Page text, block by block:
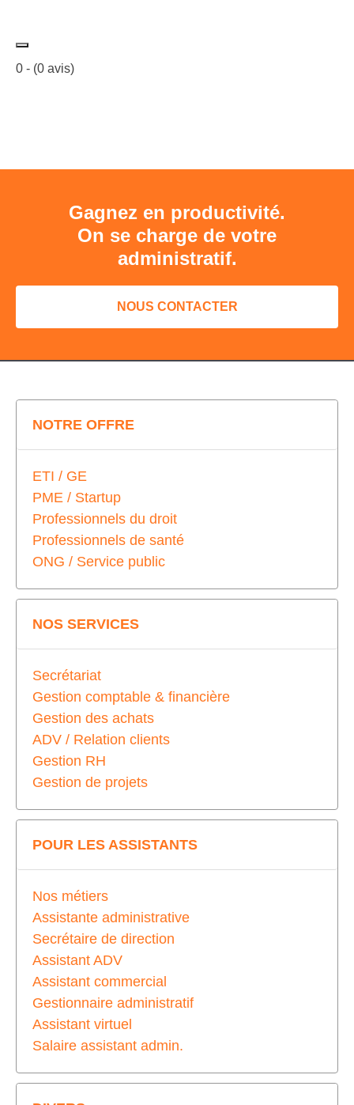
0 - (0 avis)
Gagnez en productivité.
On se charge de votre
administratif.
NOUS CONTACTER
NOTRE OFFRE
ETI / GE
PME / Startup
Professionnels du droit
Professionnels de santé
ONG / Service public
NOS SERVICES
Secrétariat
Gestion comptable & financière
Gestion des achats
ADV / Relation clients
Gestion RH
Gestion de projets
POUR LES ASSISTANTS
Nos métiers
Assistante administrative
Secrétaire de direction
Assistant ADV
Assistant commercial
Gestionnaire administratif
Assistant virtuel
Salaire assistant admin.